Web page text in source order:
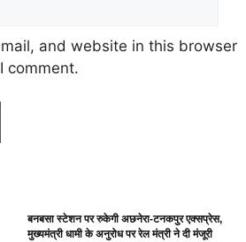
and website in this browser
comment.
बनबसा स्टेशन पर रुकेगी अछनेरा-टनकपुर एक्सप्रेस,
मुख्यमंत्री धामी के अनुरोध पर रेल मंत्री ने दी मंजूरी